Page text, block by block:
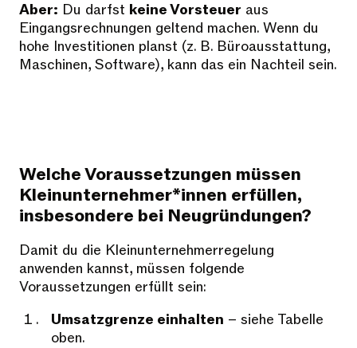
Aber: Du darfst keine Vorsteuer aus
Eingangsrechnungen geltend machen. Wenn du
hohe Investitionen planst (z. B. Büroausstattung,
Maschinen, Software), kann das ein Nachteil sein.
Welche Voraussetzungen müssen
Kleinunternehmer*innen erfüllen,
insbesondere bei Neugründungen?
Damit du die Kleinunternehmerregelung
anwenden kannst, müssen folgende
Voraussetzungen erfüllt sein:
Umsatzgrenze einhalten – siehe Tabelle
oben.